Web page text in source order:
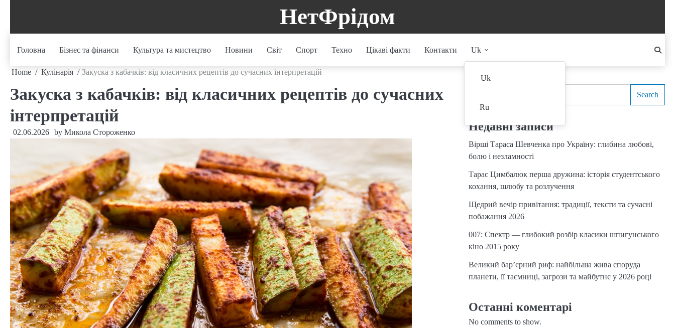
НетФрідом
Головна Бізнес та фінанси Культура та мистецтво Новини Світ Спорт Техно Цікаві факти Контакти Uk
Uk
Ru
Home Кулінарія Закуска з кабачків: від класичних рецептів до сучасних інтерпретацій
Закуска з кабачків: від класичних рецептів до сучасних
інтерпретацій
02.06.2026 by Микола Стороженко
Search
Недавні записи
Вірші Тараса Шевченка про Україну: глибина любові,
болю і незламності
Тарас Цимбалюк перша дружина: історія студентського
кохання, шлюбу та розлучення
Щедрий вечір привітання: традиції, тексти та сучасні
побажання 2026
007: Спектр — глибокий розбір класики шпигунського
кіно 2015 року
Великий бар’єрний риф: найбільша жива споруда
планети, її таємниці, загрози та майбутнє у 2026 році
Останні коментарі
No comments to show.